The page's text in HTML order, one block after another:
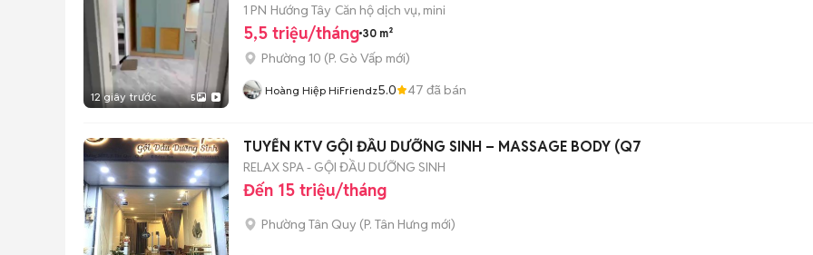
12 giây trước 5
1 PN Hướng Tây Căn hộ dịch vụ, mini
5,5 triệu/tháng 30 m²
Phường 10 (P. Gò Vấp mới)
Hoàng Hiệp HiFriendz5.0 47 đã bán
TUYỂN KTV GỘI ĐẦU DƯỠNG SINH – MASSAGE BODY (Q7
RELAX SPA - GỘI ĐẦU DƯỠNG SINH
Đến 15 triệu/tháng
Phường Tân Quy (P. Tân Hưng mới)